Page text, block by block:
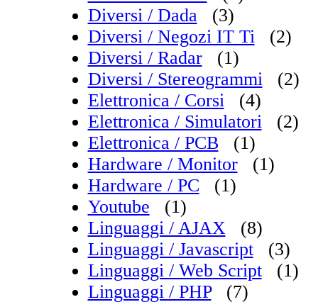
Diversi / Dada
(3)
Diversi / Negozi IT Ti
(2)
Diversi / Radar
(1)
Diversi / Stereogrammi
(2)
Elettronica / Corsi
(4)
Elettronica / Simulatori
(2)
Elettronica / PCB
(1)
Hardware / Monitor
(1)
Hardware / PC
(1)
Youtube
(1)
Linguaggi / AJAX
(8)
Linguaggi / Javascript
(3)
Linguaggi / Web Script
(1)
Linguaggi / PHP
(7)